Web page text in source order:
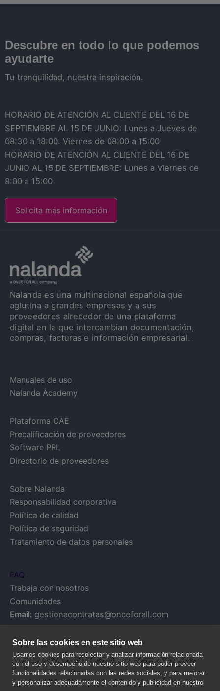
Descubre en todo lo que podemos
ayudarte
Tu tranquilidad, nuestra inspiración.
HORARIO DE ATENCIÓN AL CLIENTE DEL 16 DE
SEPTIEMBRE AL 15 DE JUNIO: Lunes a Jueves de
08:30 a 18:00. Viernes de 08:00 a 15:00
HORARIO DE ATENCIÓN AL CLIENTE DEL 16 DE
JUNIO AL 15 DE SEPTIEMBRE: Lunes a Viernes de
8:00 a 15:00
Solicita más información
Nalanda es una multinacional española que
aglutina a grandes empresas y a sus
proveedores alrededor de una plataforma
digital en la que intercambian documentación,
compras, facturas e información empresarial.
Manuales de uso
Nalanda Academy
Plataforma CAE
Precalificación de proveedores
Software PRL
Directorio de proveedores
Sobre Nalanda
Responsabilidad corporativa
Política de calidad
Política de seguridad
Tratamiento de datos personales
FAQ
Trabaja con nosotros
Comunidades
Email: gestionacontratas@onceforall.com
Sobre las cookies en este sitio web
Usamos cookies para recolectar y analizar información relacionada
con el uso y desempeño de nuestro sitio web para poder proveer
funcionalidades relacionadas con las redes sociales, y para mejorar
y personalizar adecuadamente el contenido y publicidad en nuestro